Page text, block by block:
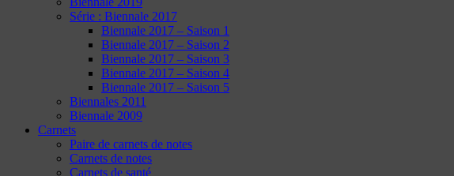
Série : Biennale 2017
Biennale 2017 – Saison 1
Biennale 2017 – Saison 2
Biennale 2017 – Saison 3
Biennale 2017 – Saison 4
Biennale 2017 – Saison 5
Biennales 2011
Biennale 2009
Carnets
Paire de carnets de notes
Carnets de notes
Carnets de santé